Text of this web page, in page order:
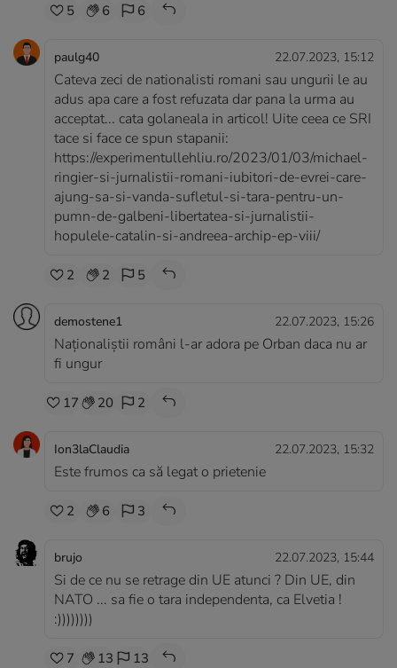
5 6 6
paulg40 22.07.2023, 15:12
Cateva zeci de nationalisti romani sau ungurii le au
adus apa care a fost refuzata dar pana la urma au
acceptat... cata golaneala in articol! Uite ceea ce SRI
tace si face ce spun stapanii:
https://experimentullehliu.ro/2023/01/03/michael-
ringier-si-jurnalistii-romani-iubitori-de-evrei-care-
ajung-sa-si-vanda-sufletul-si-tara-pentru-un-
pumn-de-galbeni-libertatea-si-jurnalistii-
hopulele-catalin-si-andreea-archip-ep-viii/
2 2 5
demostene1 22.07.2023, 15:26
Naționaliștii români l-ar adora pe Orban daca nu ar
fi ungur
17 20 2
Ion3laClaudia 22.07.2023, 15:32
Este frumos ca să legat o prietenie
2 6 3
brujo 22.07.2023, 15:44
Si de ce nu se retrage din UE atunci ? Din UE, din
NATO ... sa fie o tara independenta, ca Elvetia !
:))))))))
7 13 13